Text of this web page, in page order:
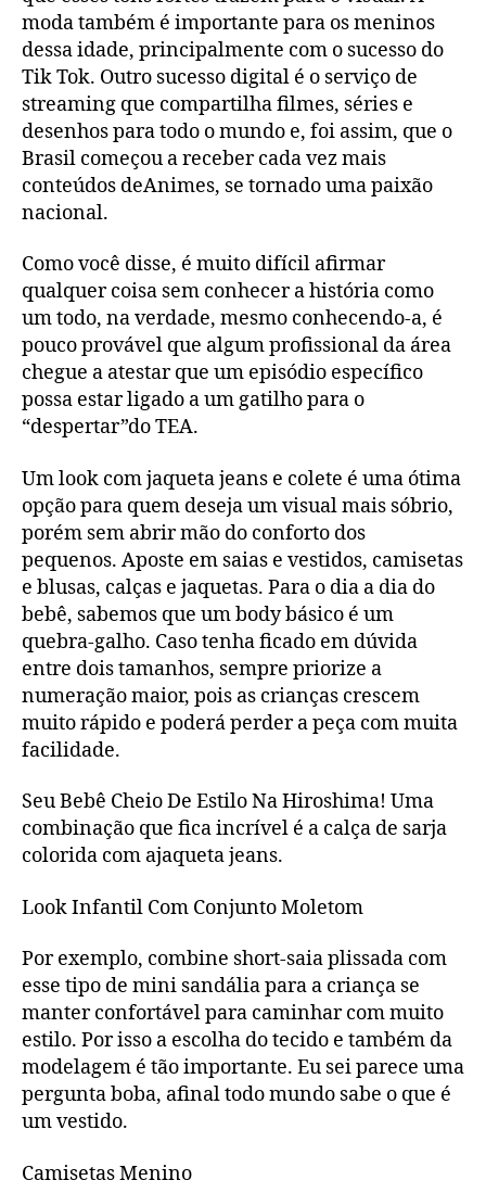
moda também é importante para os meninos
dessa idade, principalmente com o sucesso do
Tik Tok. Outro sucesso digital é o serviço de
streaming que compartilha filmes, séries e
desenhos para todo o mundo e, foi assim, que o
Brasil começou a receber cada vez mais
conteúdos deAnimes, se tornado uma paixão
nacional.
Como você disse, é muito difícil afirmar
qualquer coisa sem conhecer a história como
um todo, na verdade, mesmo conhecendo-a, é
pouco provável que algum profissional da área
chegue a atestar que um episódio específico
possa estar ligado a um gatilho para o
“despertar”do TEA.
Um look com jaqueta jeans e colete é uma ótima
opção para quem deseja um visual mais sóbrio,
porém sem abrir mão do conforto dos
pequenos. Aposte em saias e vestidos, camisetas
e blusas, calças e jaquetas. Para o dia a dia do
bebê, sabemos que um body básico é um
quebra-galho. Caso tenha ficado em dúvida
entre dois tamanhos, sempre priorize a
numeração maior, pois as crianças crescem
muito rápido e poderá perder a peça com muita
facilidade.
Seu Bebê Cheio De Estilo Na Hiroshima! Uma
combinação que fica incrível é a calça de sarja
colorida com ajaqueta jeans.
Look Infantil Com Conjunto Moletom
Por exemplo, combine short-saia plissada com
esse tipo de mini sandália para a criança se
manter confortável para caminhar com muito
estilo. Por isso a escolha do tecido e também da
modelagem é tão importante. Eu sei parece uma
pergunta boba, afinal todo mundo sabe o que é
um vestido.
Camisetas Menino